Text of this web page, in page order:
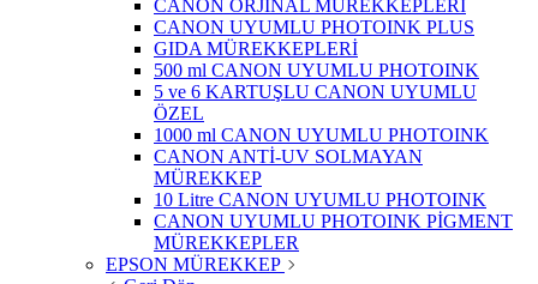
CANON ORJİNAL MÜREKKEPLERİ
CANON UYUMLU PHOTOINK PLUS
GIDA MÜREKKEPLERİ
500 ml CANON UYUMLU PHOTOINK
5 ve 6 KARTUŞLU CANON UYUMLU
ÖZEL
1000 ml CANON UYUMLU PHOTOINK
CANON ANTİ-UV SOLMAYAN
MÜREKKEP
10 Litre CANON UYUMLU PHOTOINK
CANON UYUMLU PHOTOINK PİGMENT
MÜREKKEPLER
EPSON MÜREKKEP